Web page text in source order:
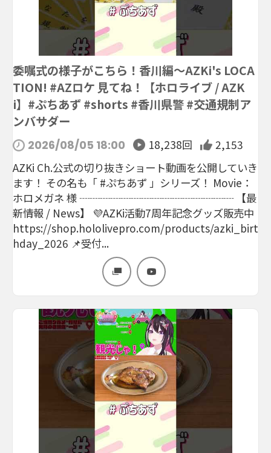
委嘱式の様子がこちら！香川編～AZKi's LOCA
TION! #AZロケ 見てね！【ホロライブ / AZK
i】#ぷちあず #shorts #香川県警 #交通規制ア
ンバサダー
2026/08/05 18:00 18,238回
2,153
AZKi Ch.公式の切り抜きショート動画を公開していき
ます！ その名も「 #ぷちあず 」シリーズ！ Movie：
ホロメガネ 様 ┈┈┈┈┈┈┈┈┈┈┈┈┈┈┈ 【最
新情報 / News】 💜AZKi活動7周年記念グッズ販売中
https://shop.hololivepro.com/products/azki_birt
hday_2026 📌受付...